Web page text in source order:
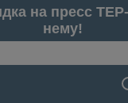
на пресс
нему!